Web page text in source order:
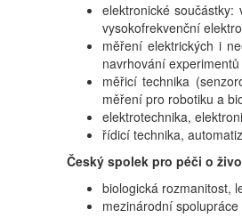
elektronické
vysokofrekvenční
měření elektrických i
navrhování experimentů
měřicí technika
měření pro robotiku a
elektrotechnika,
řídicí technika,
Český spolek pro péči o
biologická rozmanitost,
mezinárodní